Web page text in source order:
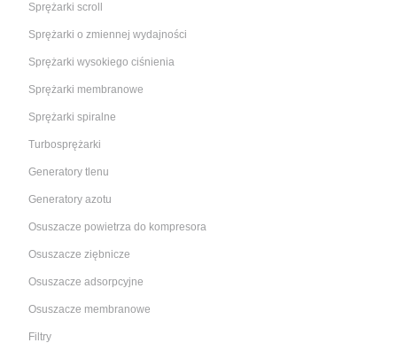
Sprężarki scroll
Sprężarki o zmiennej wydajności
Sprężarki wysokiego ciśnienia
Sprężarki membranowe
Sprężarki spiralne
Turbosprężarki
Generatory tlenu
Generatory azotu
Osuszacze powietrza do kompresora
Osuszacze ziębnicze
Osuszacze adsorpcyjne
Osuszacze membranowe
Filtry